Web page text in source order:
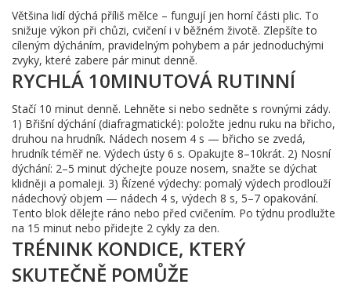
Většina lidí dýchá příliš mělce – fungují jen horní části plic. To
snižuje výkon při chůzi, cvičení i v běžném životě. Zlepšíte to
cíleným dýcháním, pravidelným pohybem a pár jednoduchými
zvyky, které zabere pár minut denně.
RYCHLÁ 10MINUTOVÁ RUTINNÍ
Stačí 10 minut denně. Lehněte si nebo sedněte s rovnými zády.
1) Břišní dýchání (diafragmatické): položte jednu ruku na břicho,
druhou na hrudník. Nádech nosem 4 s — břicho se zvedá,
hrudník téměř ne. Výdech ústy 6 s. Opakujte 8–10krát. 2) Nosní
dýchání: 2–5 minut dýchejte pouze nosem, snažte se dýchat
klidněji a pomaleji. 3) Řízené výdechy: pomalý výdech prodlouží
nádechový objem — nádech 4 s, výdech 8 s, 5–7 opakování.
Tento blok dělejte ráno nebo před cvičením. Po týdnu prodlužte
na 15 minut nebo přidejte 2 cykly za den.
TRÉNINK KONDICE, KTERÝ
SKUTEČNĚ POMŮŽE